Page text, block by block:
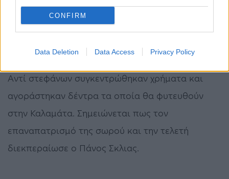
CONFIRM
Data Deletion Data Access Privacy Policy
Αντί στεφάνων συγκεντρώθηκαν χρήματα και
αγοράστηκαν δέντρα τα οποία θα φυτευθούν
στην Καλαμάτα. Σημειώνεται πως τον
επαναπατρισμό της σωρού και την τελετή
διεκπεραίωσε ο Πάνος Σκλιας.